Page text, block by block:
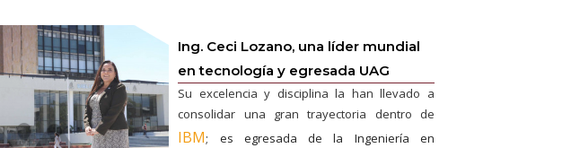
Ing. Ceci Lozano, una líder mundial
en tecnología y egresada UAG
Su excelencia y disciplina la han llevado a
consolidar una gran trayectoria dentro de
IBM; es egresada de la Ingeniería en